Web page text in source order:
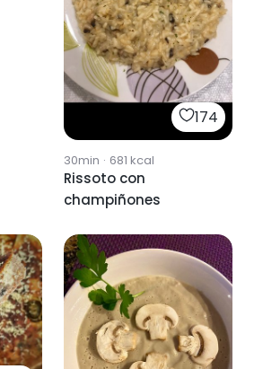
174
30min · 681 kcal
Rissoto con
champiñones